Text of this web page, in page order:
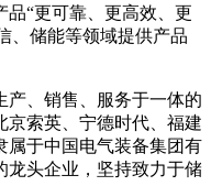
“更可靠、更高效、更
、储能等领域提供产品
产、销售、服务于一体的
京索英、宁德时代、福建
属于中国电气装备集团有
龙头企业，坚持致力于储